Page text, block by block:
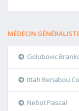
MÉDECIN
Golubovic
Ittah Benabou
Nebot Pascal